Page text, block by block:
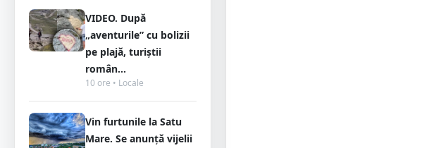
VIDEO. După
„aventurile” cu bolizii
pe plajă, turiștii
român...
10 ore • Locale
Vin furtunile la Satu
Mare. Se anunță vijelii